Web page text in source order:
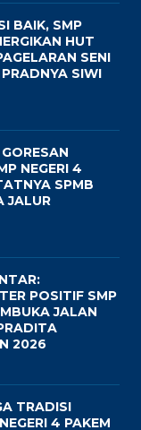
BAIK, SMP
HUT
SENI
SIWI
NEGERI 4
SPMB
JALUR
POSITIF SMP
JALAN
2026
TRADISI
4 PAKEM